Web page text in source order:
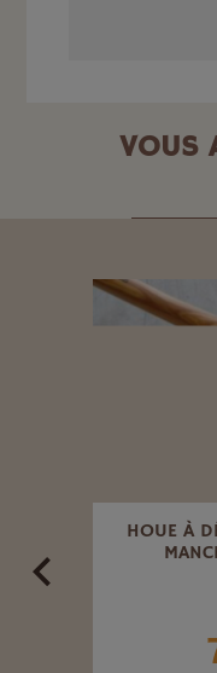
VOUS
HOUE À